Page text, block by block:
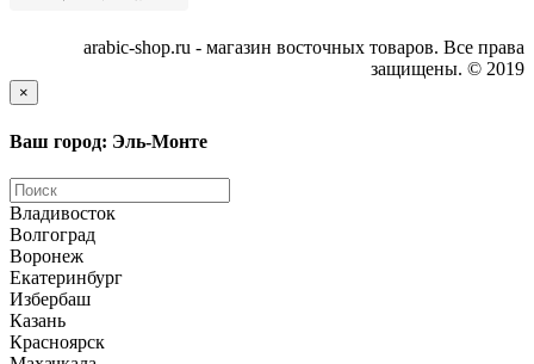
arabic-shop.ru - магазин восточных товаров. Все права
защищены. © 2019
×
Ваш город: Эль-Монте
Владивосток
Волгоград
Воронеж
Екатеринбург
Избербаш
Казань
Красноярск